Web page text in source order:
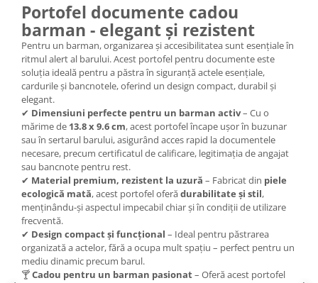
Portofel documente cadou
barman - elegant și rezistent
Pentru un barman, organizarea și accesibilitatea sunt esențiale în
ritmul alert al barului. Acest portofel pentru documente este
soluția ideală pentru a păstra în siguranță actele esențiale,
cardurile și bancnotele, oferind un design compact, durabil și
elegant.
✔ Dimensiuni perfecte pentru un barman activ– Cu o
mărime de 13.8 x 9.6 cm, acest portofel încape ușor în buzunar
sau în sertarul barului, asigurând acces rapid la documentele
necesare, precum certificatul de calificare, legitimația de angajat
sau bancnote pentru rest.
✔ Material premium, rezistent la uzură – Fabricat din piele
ecologică mată, acest portofel oferădurabilitate și stil,
menținându-și aspectul impecabil chiar și în condiții de utilizare
frecventă.
✔ Design compact și funcțional – Ideal pentru păstrarea
organizată a actelor, fără a ocupa mult spațiu – perfect pentru un
mediu dinamic precum barul.
🍸Cadou pentru un barman pasionat– Oferă acest portofel